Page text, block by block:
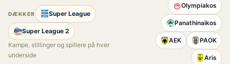
DÆKKER Super League
Super League 2
Kampe, stillinger og spillere på hver
underside
Olympiakos
Panathinaikos
AEK PAOK
Aris